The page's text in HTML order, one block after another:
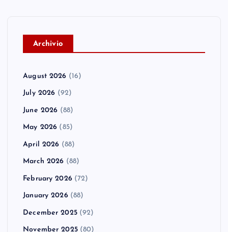
Archivio
August 2026 (16)
July 2026 (92)
June 2026 (88)
May 2026 (85)
April 2026 (88)
March 2026 (88)
February 2026(72)
January 2026(88)
December 2025(92)
November 2025(80)